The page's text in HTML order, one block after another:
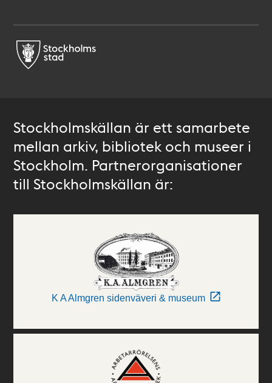
Stockholmskällan är ett samarbete
mellan arkiv, bibliotek och museer i
Stockholm. Partnerorganisationer
till Stockholmskällan är:
K A Almgren sidenväveri & museum